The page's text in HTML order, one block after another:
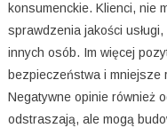
konsumenckie. Klienci, nie
sprawdzenia jakości
innych osób. Im więcej
bezpieczeństwa i mniejsze
Negatywne opinie również
odstraszają, ale mogą